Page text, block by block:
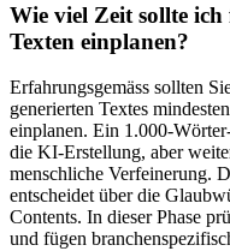
Wie viel Zeit sollte
Texten einplanen?
Erfahrungsgemäss sollten
generierten Textes
einplanen. Ein 1.000-
die KI-Erstellung, aber
menschliche Verfeinerung.
entscheidet über die
Contents. In dieser Phase
und fügen